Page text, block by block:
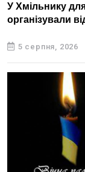
У Хмільнику
організували
5 серпня, 2026